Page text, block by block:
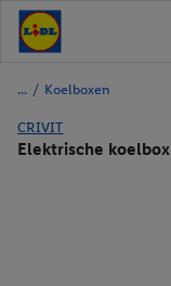
/ Koelboxen
CRIVIT
Elektrische koelbox